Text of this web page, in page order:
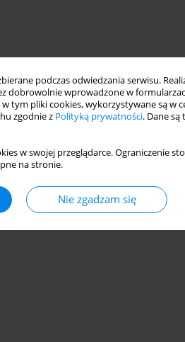
podczas odwiedzania serwisu.
dobrowolnie wprowadzone w
w tym pliki cookies, wykorzystywane są w
zgodnie z Polityką prywatności. Dane
w swojej przeglądarce. Ograniczenie
na stronie.
Nie zgadzam się